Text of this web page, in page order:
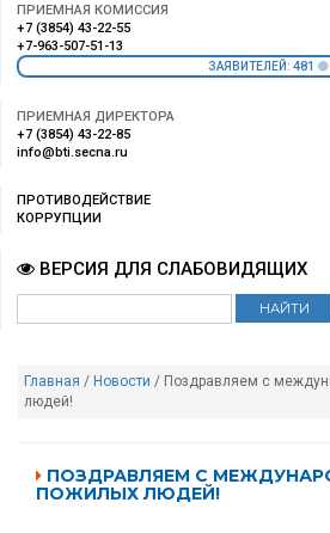
ПРИЕМНАЯ КОМИССИЯ
+7 (3854) 43-22-55
+7-963-507-51-13
ЗАЯВИТЕЛЕЙ: 481
ПРИЕМНАЯ ДИРЕКТОРА
+7 (3854) 43-22-85
info@bti.secna.ru
ПРОТИВОДЕЙСТВИЕ
КОРРУПЦИИ
ВЕРСИЯ ДЛЯ СЛАБОВИДЯЩИХ
Главная / Новости / Поздравляем с
людей!
ПОЗДРАВЛЯЕМ С
ПОЖИЛЫХ ЛЮДЕЙ!